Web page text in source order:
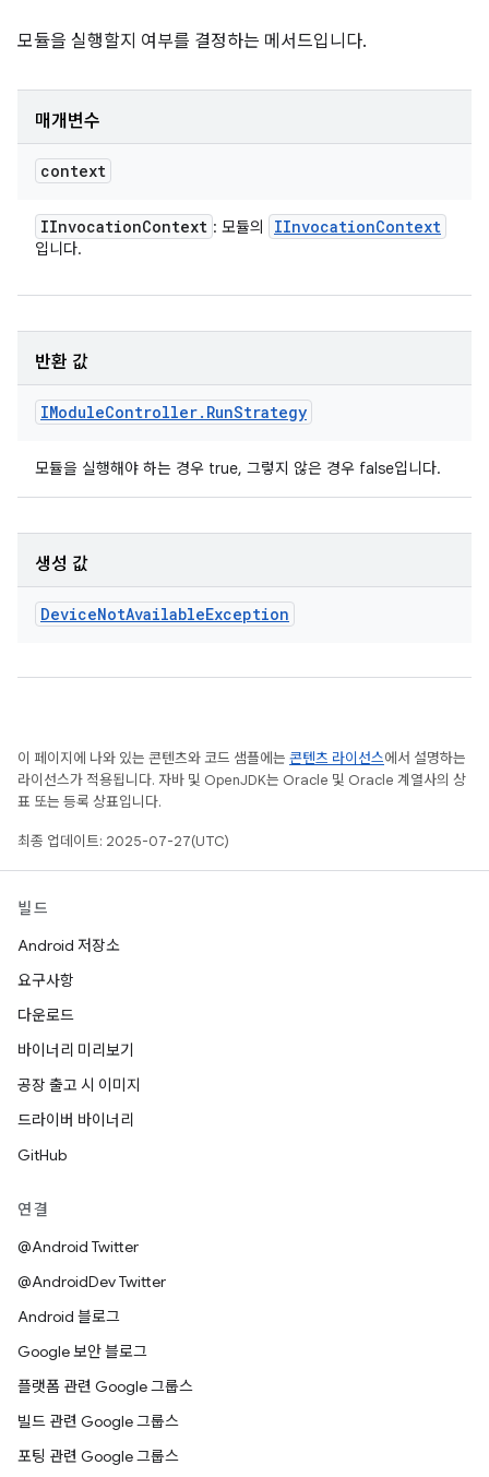
모듈을 실행할지 여부를 결정하는 메서드입니다.
매개변수
context
IInvocationContext : 모듈의 IInvocationContext
입니다.
반환 값
IModuleController. RunStrategy
모듈을 실행해야 하는 경우 true, 그렇지 않은 경우 false입니다.
생성 값
DeviceNotAvailableException
이 페이지에 나와 있는 콘텐츠와 코드 샘플에는 콘텐츠 라이선스에서 설명하는
라이선스가 적용됩니다. 자바 및 OpenJDK는 Oracle 및 Oracle 계열사의 상
표 또는 등록 상표입니다.
최종 업데이트: 2025-07-27(UTC)
빌드
Android 저장소
요구사항
다운로드
바이너리 미리보기
공장 출고 시 이미지
드라이버 바이너리
GitHub
연결
@Android Twitter
@AndroidDev Twitter
Android 블로그
Google 보안 블로그
플랫폼 관련 Google 그룹스
빌드 관련 Google 그룹스
포팅 관련 Google 그룹스